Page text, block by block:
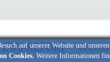
auf unserer Website und
Cookies. Weitere Informationen